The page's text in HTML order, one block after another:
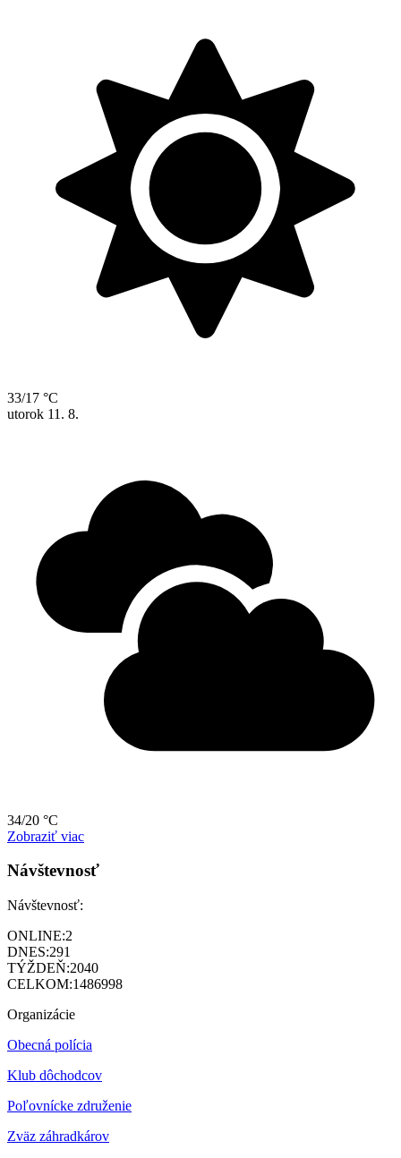
33/17 °C
utorok 11. 8.
34/20 °C
Zobraziť viac
Návštevnosť
Návštevnosť:
ONLINE:2
DNES:291
TÝŽDEŇ:2040
CELKOM:1486998
Organizácie
Obecná polícia
Klub dôchodcov
Poľovnícke združenie
Zväz záhradkárov